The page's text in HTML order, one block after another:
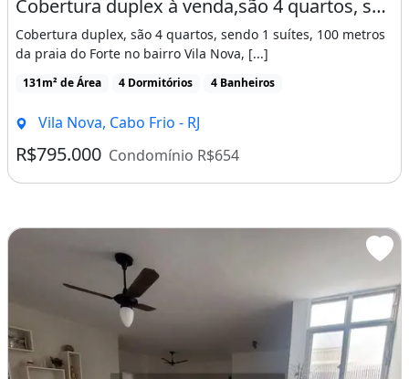
Cobertura duplex à venda,são 4 quartos, sendo 1 suítes, Vila Nova,CABO FRIO - RJ
Cobertura duplex, são 4 quartos, sendo 1 suítes, 100 metros
da praia do Forte no bairro Vila Nova, [...]
131m² de Área 4 Dormitórios 4 Banheiros
Vila Nova, Cabo Frio - RJ
R$795.000 Condomínio R$654